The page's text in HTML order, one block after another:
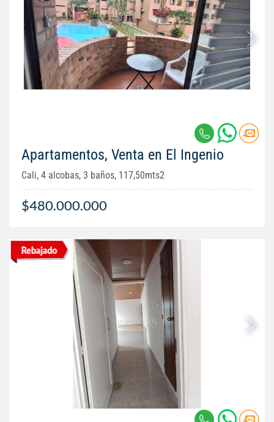
Apartamentos, Venta en El Ingenio
Cali, 4 alcobas, 3 baños, 117,50mts2
$480.000.000